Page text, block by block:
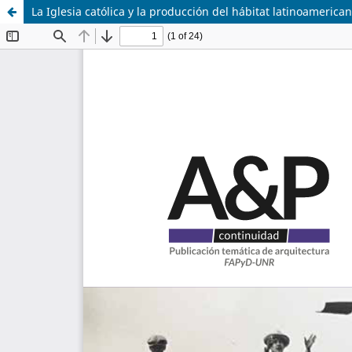
La Iglesia católica y la producción del hábitat